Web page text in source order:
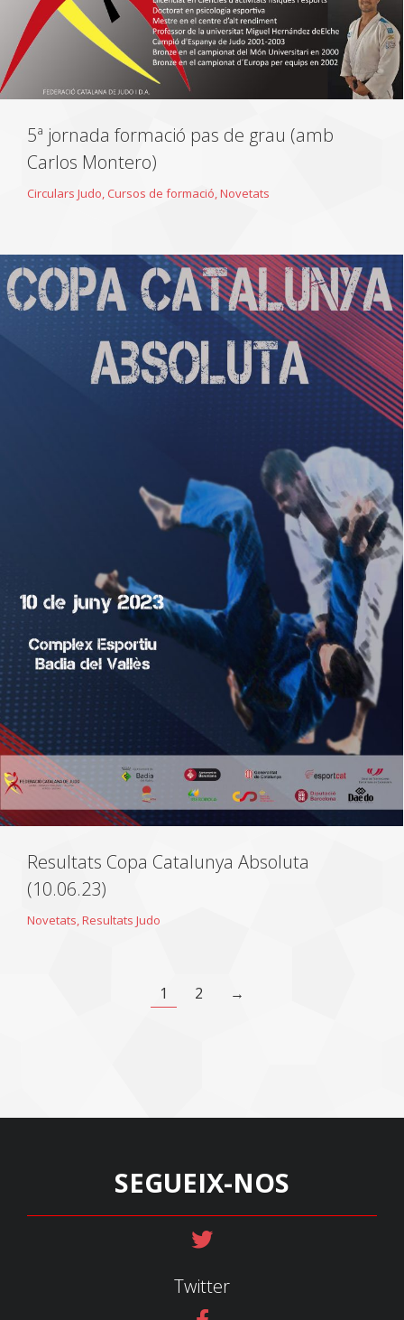
5ª jornada formació pas de grau (amb
Carlos Montero)
Circulars Judo, Cursos de formació,Novetats
Resultats Copa Catalunya Absoluta
(10.06.23)
Novetats,Resultats Judo
1 2 →
SEGUEIX-NOS
Twitter